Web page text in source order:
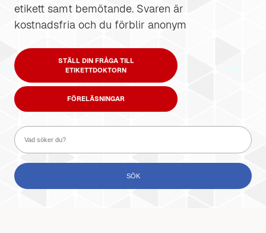
etikett samt bemötande. Svaren är
kostnadsfria och du förblir anonym
STÄLL DIN FRÅGA TILL
ETIKETTDOKTORN
FÖRELÄSNINGAR